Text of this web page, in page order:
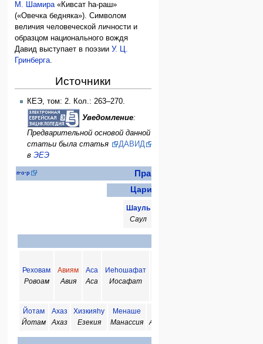
М. Шамира«Кивсат hа-раш»
(«Овечка бедняка»). Символом
величия человеческой личности и
образцом национального вождя
Давид выступает в поэзииУ. Ц.
Гринберга.
Источники
КЕЭ, том: 2. Кол.: 263–270.
Уведомление:
Предварительной основой данной
статьи была статья
ДАВИД
в ЭЕЭ
п·о·р Правители Древнего
Цари объединённого царства
Шауль
Саул
Реховам
Ровоам
Авиям
Авия
Аса
Аса
Иеhошафат
Иосафат
Йотам
Йотам
Ахаз
Ахаз
Хизкияhу
Езекия
Менаше
Манассия
Аммон